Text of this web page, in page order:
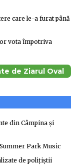
care le-a furat până
vota împotriva
de Ziarul Oval
din Câmpina și
Park Music
de polițiștii